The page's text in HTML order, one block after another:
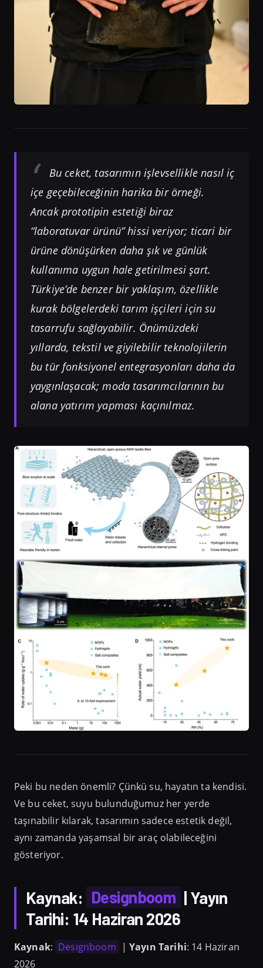
Bu ceket, tasarımın işlevsellikle nasıl iç
içe geçebileceğinin harika bir örneği.
Ancak prototipin estetiği biraz
“laboratuvar ürünü” hissi veriyor; ticari bir
ürüne dönüşürken daha şık ve günlük
kullanıma uygun hale getirilmesi şart.
Türkiye’de benzer bir yaklaşım, özellikle
kurak bölgelerdeki tarım işçileri için su
tasarrufu sağlayabilir. Önümüzdeki
yıllarda, tekstil ve giyilebilir teknolojilerin
bu tür fonksiyonel entegrasyonları daha da
yaygınlaşacak; moda tasarımcılarının bu
alana yatırım yapması kaçınılmaz.
Peki bu neden önemli? Çünkü su, hayatın ta kendisi.
Ve bu ceket, suyu bulunduğumuz her yerde
taşınabilir kılarak, tasarımın sadece estetik değil,
aynı zamanda yaşamsal bir araç olabileceğini
gösteriyor.
Kaynak: Designboom | Yayın
Tarihi: 14 Haziran 2026
Kaynak: Designboom | Yayın Tarihi: 14 Haziran
2026